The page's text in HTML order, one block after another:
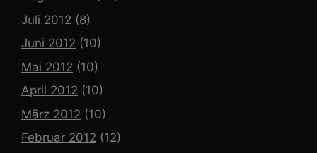
Juli 2012 (8)
Juni 2012 (10)
Mai 2012 (10)
April 2012 (10)
März 2012 (10)
Februar 2012 (12)